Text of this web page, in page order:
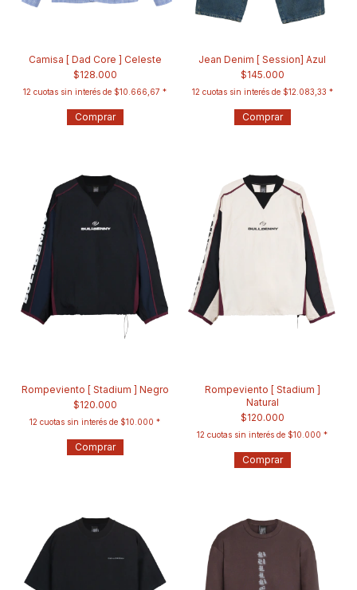
Camisa [ Dad Core ] Celeste
$128.000
12 cuotas sin interés de $10.666,67
Comprar
Jean Denim [ Session] Azul
$145.000
12 cuotas sin interés de $12.083,33
Comprar
Rompeviento [ Stadium ] Negro
$120.000
12 cuotas sin interés de $10.000
Comprar
Rompeviento [ Stadium ]
Natural
$120.000
12 cuotas sin interés de $10.000
Comprar